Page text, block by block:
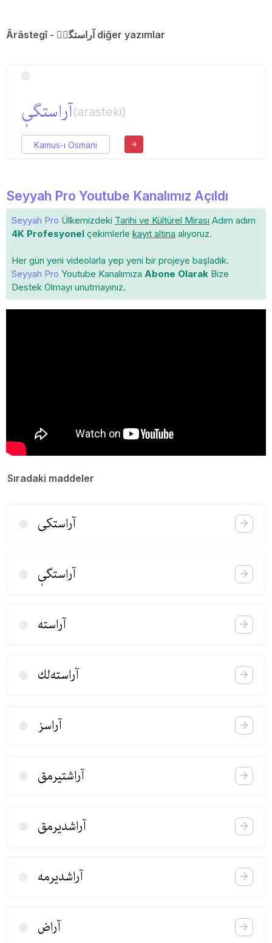
Ârâstegî - آراستگیٖ diğer yazımlar
آراستگیٖ(arasteki)
Kamus-ı Osmani
Seyyah Pro Youtube Kanalımız Açıldı
Seyyah Pro Ülkemizdeki Tarihi ve Kültürel Mirası Adım adım
4K Profesyonel çekimlerle kayıt altına alıyoruz.
Her gün yeni videolarla yep yeni bir projeye başladık.
Seyyah Pro Youtube Kanalımıza Abone Olarak Bize
Destek Olmayı unutmayınız.
Sıradaki maddeler
آراستكی
آراستگیٖ
آراسته
آراسته‌لك
آراسز
آراشتیرمق
آراشدیرمق
آراشدیرمه
آراض